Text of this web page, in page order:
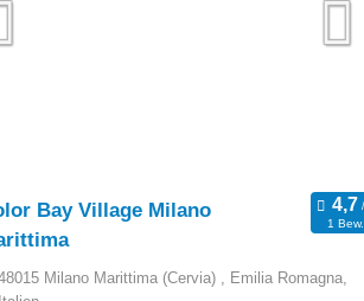
Bay Village Milano
1 Bew.
Milano Marittima (Cervia) , Emilia Romagna,